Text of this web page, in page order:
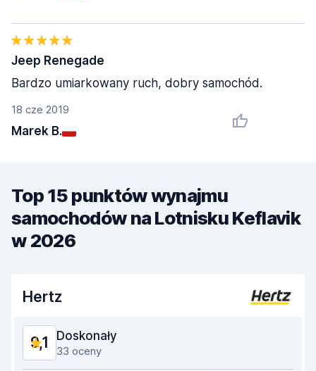
18 cze 2019
Marek B.
Jeep Renegade
Bardzo umiarkowany ruch, dobry samochód.
Top 15 punktów wynajmu
samochodów na Lotnisku Keflavik
w 2026
Hertz
9,1 Doskonały
33 oceny